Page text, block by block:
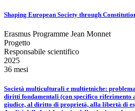
Shaping European Society through
Erasmus Programme Jean Monnet
Progetto
Responsabile scientifico
2025
36 mesi
Società multiculturali e multietniche:
diritti fondamentali (con specifico
giudice, al diritto di proprietà, alla libertà di